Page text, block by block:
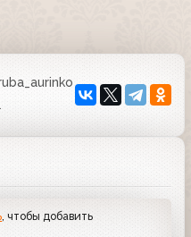
, чтобы добавить